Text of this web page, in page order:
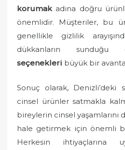
korumakadına doğru
önemlidir. Müşteriler, bu
genellikle gizlilik
dükkanların sunduğu
seçenekleri büyük bir
Sonuç olarak, Denizli’deki
cinsel ürünler satmakla
bireylerin cinsel yaşamlarını
hale getirmek için önemli
Herkesin ihtiyaçlarına